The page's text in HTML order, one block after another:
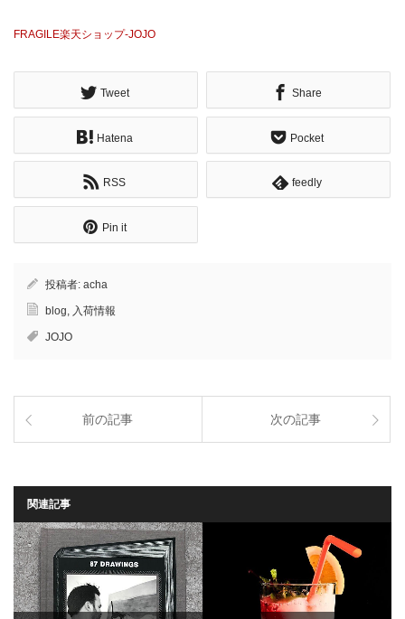
FRAGILE楽天ショップ-JOJO
Tweet Share
Hatena Pocket
RSS feedly
Pin it
投稿者: acha
blog, 入荷情報
JOJO
前の記事 次の記事
関連記事